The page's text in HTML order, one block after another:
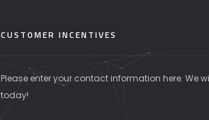
CUSTOMER INCENTIVES
Please enter your contact information here. We
today!